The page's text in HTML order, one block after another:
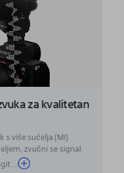
za kvalitetan
više sučelja (MI)
zvučni se signal